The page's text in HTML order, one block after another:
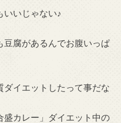
いいじゃない♪
豆腐があるんでお腹いっぱ
イエットしたって事だな
盛カレー」ダイエット中の